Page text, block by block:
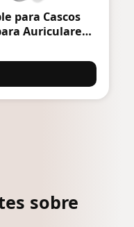
para Cascos
Auriculares
sobre